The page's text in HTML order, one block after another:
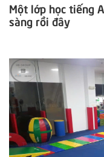
Một lớp học tiếng
sàng rồi đây